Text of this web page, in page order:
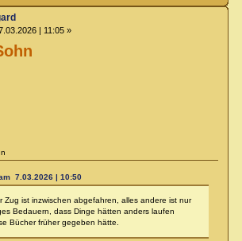
| 11:05 »
7.03.2026 | 10:50
Zug ist inzwischen abgefahren, alles andere ist nur
Bedauern, dass Dinge hätten anders laufen
Bücher früher gegeben hätte.